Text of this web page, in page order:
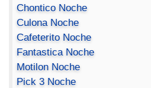
Chontico Noche
Culona Noche
Cafeterito Noche
Fantastica Noche
Motilon Noche
Pick 3 Noche